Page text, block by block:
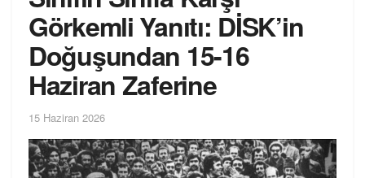
Görkemli Yanıtı: DİSK’in
Doğuşundan 15-16
Haziran Zaferine
15 Haziran 2026